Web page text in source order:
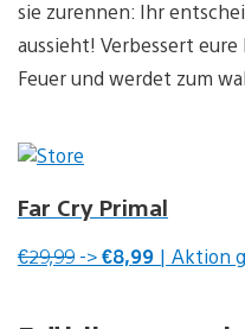
sie zurennen: Ihr
aussieht! Verbessert
Feuer und werdet zum
Far Cry Primal
€29,99 ->€8,99 | Aktion